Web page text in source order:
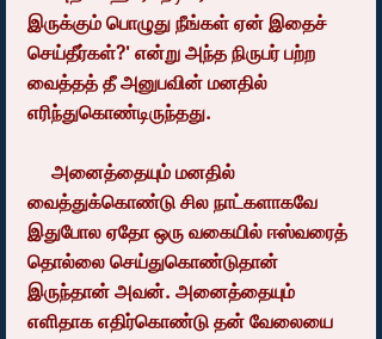
இருக்கும் பொழுது நீங்கள் ஏன் இதைச்
செய்தீர்கள்?' என்று அந்த நிருபர் பற்ற
வைத்தத் தீ அனுபவின் மனதில்
எரிந்துகொண்டிருந்தது.
வைத்துக்கொண்டு சில நாட்களாகவே
இதுபோல ஏதோ ஒரு வகையில் ஈஸ்வரைத்
தொல்லை செய்துகொண்டுதான்
இருந்தான் அவன். அனைத்தையும்
எளிதாக எதிர்கொண்டு தன் வேலையை